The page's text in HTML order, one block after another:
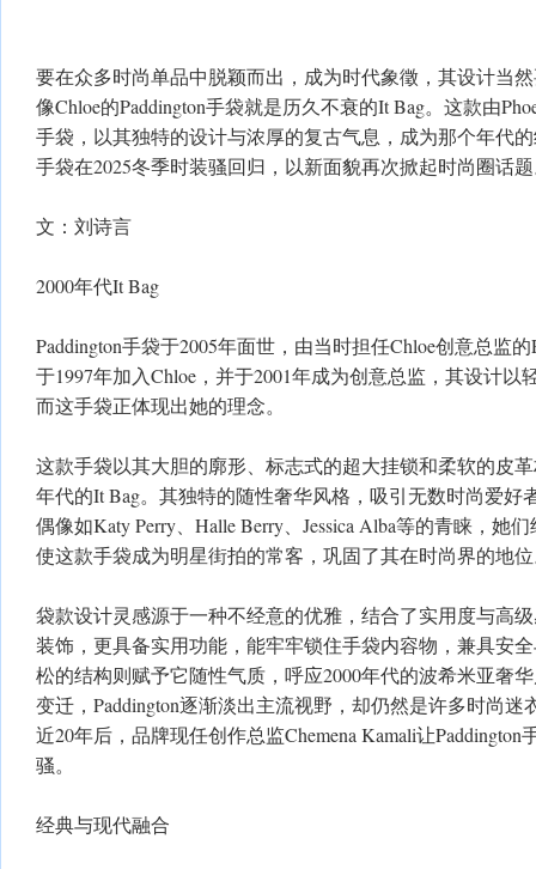
要在众多时尚单品中脱颖而出，成为时代象徵，其设计当
像Chloe的Paddington手袋就是历久不衰的It Bag。这款由
手袋，以其独特的设计与浓厚的复古气息，成为那个年代的
手袋在2025冬季时装骚回归，以新面貌再次掀起时尚圈话
文：刘诗言
2000年代It Bag
Paddington手袋于2005年面世，由当时担任Chloe创意总监
于1997年加入Chloe，并于2001年成为创意总监，其设计以
而这手袋正体现出她的理念。
这款手袋以其大胆的廓形、标志式的超大挂锁和柔软的皮
年代的It Bag。其独特的随性奢华风格，吸引无数时尚爱好
偶像如Katy Perry、Halle Berry、Jessica Alba等的青睐，她
使这款手袋成为明星街拍的常客，巩固了其在时尚界的地
袋款设计灵感源于一种不经意的优雅，结合了实用度与高
装饰，更具备实用功能，能牢牢锁住手袋内容物，兼具安
松的结构则赋予它随性气质，呼应2000年代的波希米亚奢
变迁，Paddington逐渐淡出主流视野，却仍然是许多时尚
近20年后，品牌现任创作总监Chemena Kamali让Paddington
骚。
经典与现代融合